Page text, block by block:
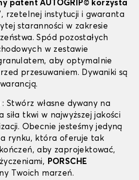
patent AUTOGRIP© korzysta
, rzetelnej instytucji i gwaranta
staranności w zakresie
Spód pozostałych
w zestawie
aby optymalnie
przesuwaniem. Dywaniki są
: Stwórz własne dywany na
siła tkwi w najwyższej jakości
Obecnie jesteśmy jedyną
rynku, która oferuje tak
aby zaprojektować,
PORSCHE
Twoich marzeń.